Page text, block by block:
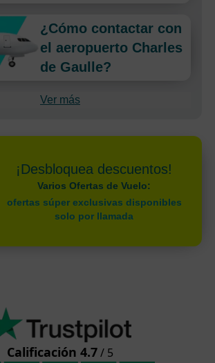
¿Cómo contactar con
el aeropuerto Charles
de Gaulle?
Ver más
¡Desbloquea descuentos!
Varios Ofertas de Vuelo:
ofertas súper exclusivas disponibles
solo por llamada
Calificación 4.7/ 5